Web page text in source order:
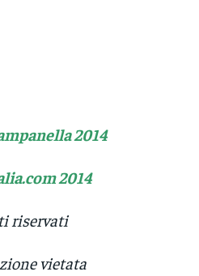
2014
2014
riservati
vietata